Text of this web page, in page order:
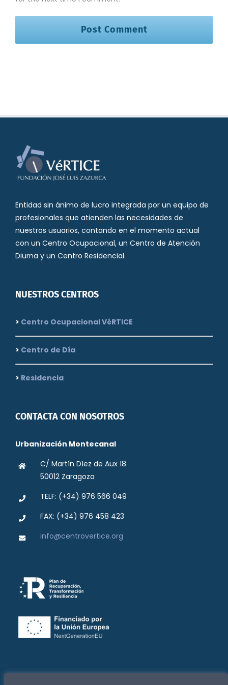
Entidad sin ánimo de lucro integrada por un equipo de
profesionales que atienden las necesidades de
nuestros usuarios, contando en el momento actual
con un Centro Ocupacional, un Centro de Atención
Diurna y un Centro Residencial.
NUESTROS CENTROS
> Centro Ocupacional VéRTICE
> Centro de Día
> Residencia
CONTACTA CON NOSOTROS
Urbanización Montecanal
C/ Martín Díez de Aux 18
50012 Zaragoza
TELF: (+34) 976 566 049
FAX: (+34) 976 458 423
info@centrovertice.org